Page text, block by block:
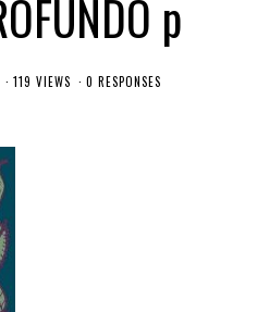
p
119 VIEWS 0 RESPONSES